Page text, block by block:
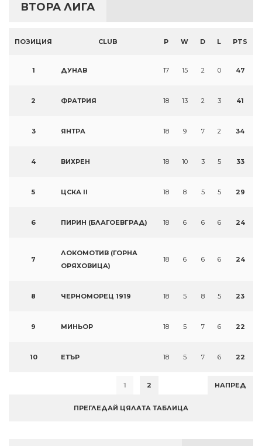
ВТОРА ЛИГА
ПОЗИЦИЯ CLUB P W D L PTS
1 ДУНАВ 17 15 2 0 47
2 ФРАТРИЯ 18 13 2 3 41
3 ЯНТРА 18 9 7 2 34
4 ВИХРЕН 18 10 3 5 33
5 ЦСКА II 18 8 5 5 29
6 ПИРИН (БЛАГОЕВГРАД) 18 6 6 6 24
7
ЛОКОМОТИВ (ГОРНА
ОРЯХОВИЦА)
18 6 6 6 24
8 ЧЕРНОМОРЕЦ 1919 18 5 8 5 23
9 МИНЬОР 18 5 7 6 22
10 ЕТЪР 18 5 7 6 22
1 2 НАПРЕД
ПРЕГЛЕДАЙ ЦЯЛАТА ТАБЛИЦА